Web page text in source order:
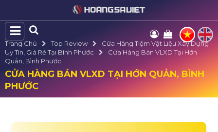
Trang Chủ Top Review
Cửa Hàng Tiệm Vật Liệu Xây Dựng
Uy Tín, Giá Rẻ Tại Bình Phước
Cửa Hàng Bán VLXD Tại Hớn
Quản, Bình Phước
CỬA HÀNG BÁN VLXD TẠI HỚN QUẢN, BÌNH
PHƯỚC